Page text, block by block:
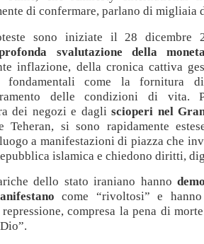
di confermare, parlano di migliaia
sono iniziate il 28 dicembre
svalutazione della
inflazione, della cronica cattiva
fondamentali come la fornitura
delle condizioni di vita.
dei negozi e dagli scioperi nel
Teheran, si sono rapidamente
a manifestazioni di piazza che
islamica e chiedono diritti,
dello stato iraniano hanno
come “rivoltosi” e
repressione, compresa la pena di